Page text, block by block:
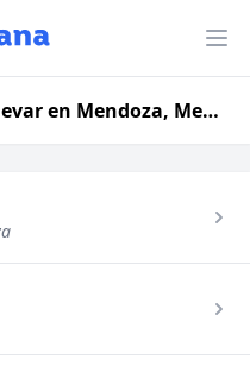
Comidas Preparadas Para Llevar en Mendoza, Mendoza